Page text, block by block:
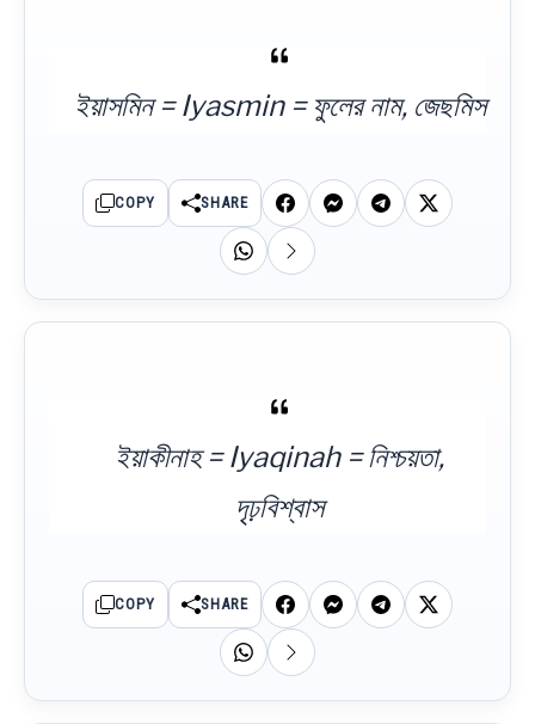
ইয়াসমিন = Iyasmin = ফুলের নাম, জেছমিস
COPY SHARE
ইয়াকীনাহ = Iyaqinah = নিশ্চয়তা,
দৃঢ়বিশ্বাস
COPY SHARE